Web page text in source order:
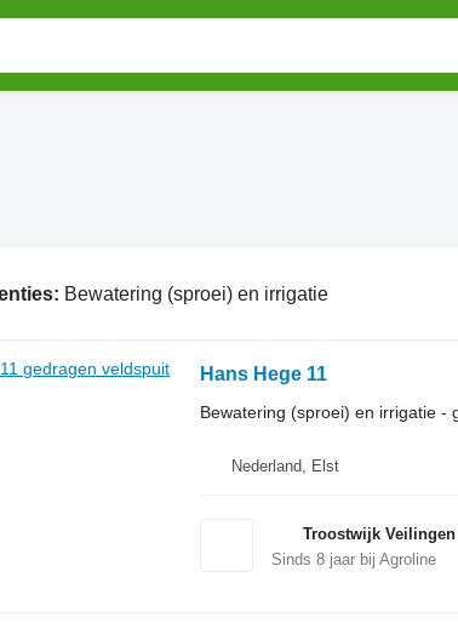
Bewatering (sproei) en irrigatie
Hans Hege 11
Bewatering (sproei) en irrigatie -
Nederland, Elst
Troostwijk Veilingen
Sinds 8jaar bij Agroline